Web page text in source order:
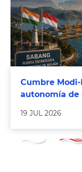
Cumbre
autonomía de
19 JUL 2026